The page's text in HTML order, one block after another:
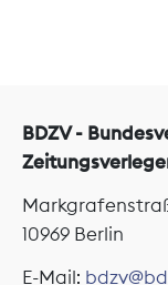
BDZV -
10969 Berlin
E-Mail: